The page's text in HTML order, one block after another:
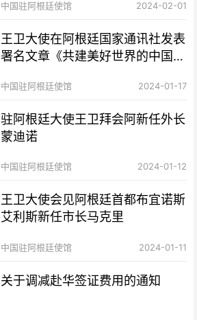
中国驻阿根廷使馆 2024-02-01
王卫大使在阿根廷国家通讯社发表
署名文章《共建美好世界的中国方
中国驻阿根廷使馆 2024-01-17
驻阿根廷大使王卫拜会阿新任外长
蒙迪诺
中国驻阿根廷使馆 2024-01-12
王卫大使会见阿根廷首都布宜诺斯
艾利斯新任市长马克里
中国驻阿根廷使馆 2024-01-11
关于调减赴华签证费用的通知